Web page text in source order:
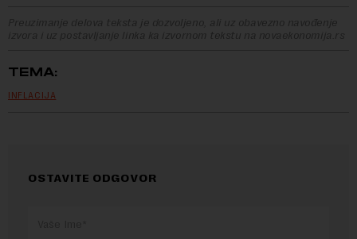
Preuzimanje delova teksta je dozvoljeno, ali uz obavezno navođenje
izvora i uz postavljanje linka ka izvornom tekstu na novaekonomija.rs
TEMA:
INFLACIJA
OSTAVITE ODGOVOR